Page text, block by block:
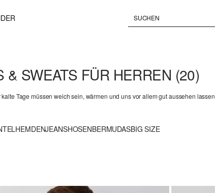
& SWEATS FÜR HERREN (20)
Tage müssen weich sein, wärmen und uns vor allem gut aussehen
HEMDENJEANSHOSENBERMUDASBIG SIZE